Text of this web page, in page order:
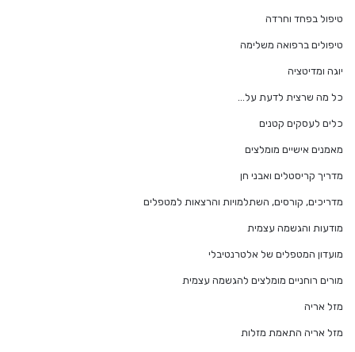
טיפול בפחד וחרדה
טיפולים ברפואה משלימה
יוגה ומדיטציה
כל מה שרצית לדעת על…
כלים לעסקים קטנים
מאמנים אישיים מומלצים
מדריך קריסטלים ואבני חן
מדריכים, קורסים, השתלמויות והרצאות למטפלים
מודעות והגשמה עצמית
מועדון המטפלים של אלטרנטיבלי
מורים רוחניים מומלצים להגשמה עצמית
מזל אריה
מזל אריה התאמת מזלות